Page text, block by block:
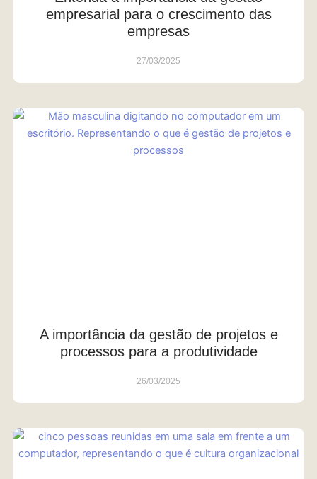
empresarial para o crescimento das
empresas
27/03/2025
A importância da gestão de projetos e
processos para a produtividade
26/03/2025